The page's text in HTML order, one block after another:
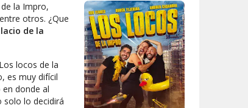
la Impro,
entre otros. ¿Que
de la
locos de la
es muy difícil
donde al
solo lo decidirá